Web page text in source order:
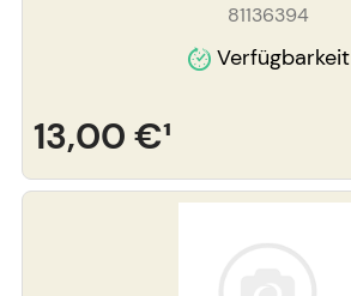
81136394
Verfügbarkeit
13,00 €¹